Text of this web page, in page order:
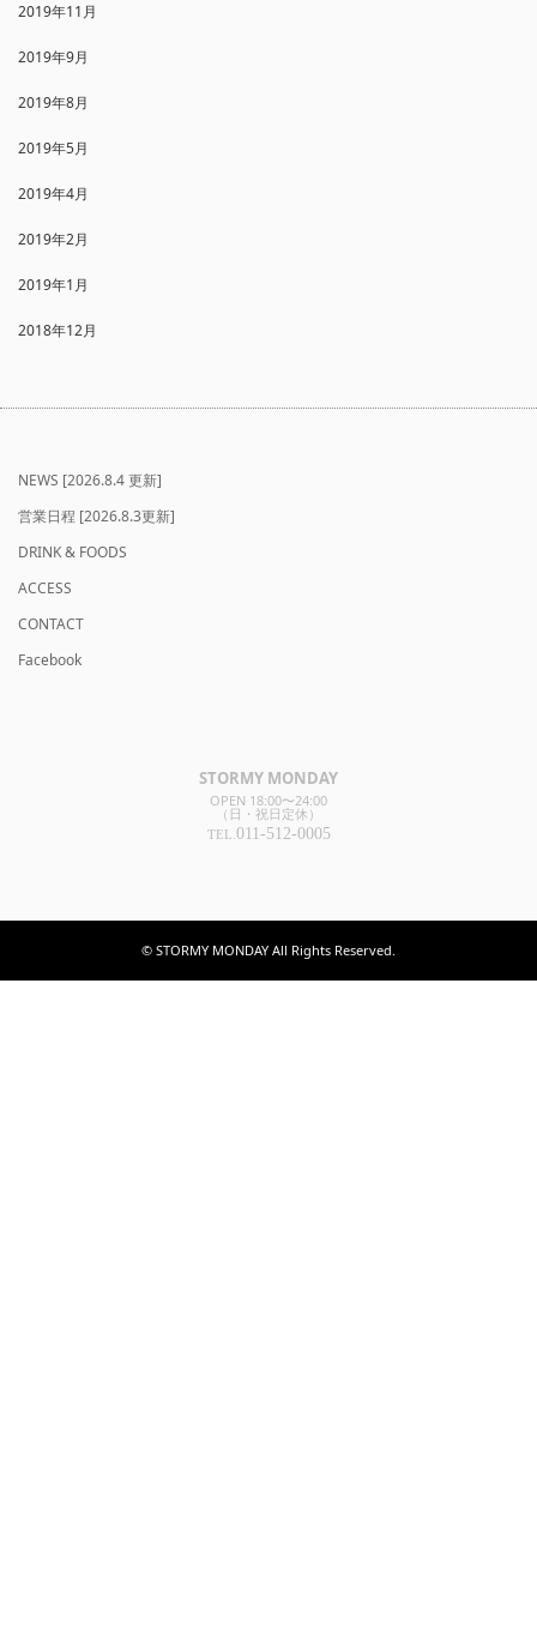
2019年11月
2019年9月
2019年8月
2019年5月
2019年4月
2019年2月
2019年1月
2018年12月
NEWS [2026.8.4 更新]
営業日程 [2026.8.3更新]
DRINK & FOODS
ACCESS
CONTACT
Facebook
STORMY MONDAY
OPEN 18:00〜24:00
（日・祝日定休）
TEL.011-512-0005
© STORMY MONDAY All Rights Reserved.